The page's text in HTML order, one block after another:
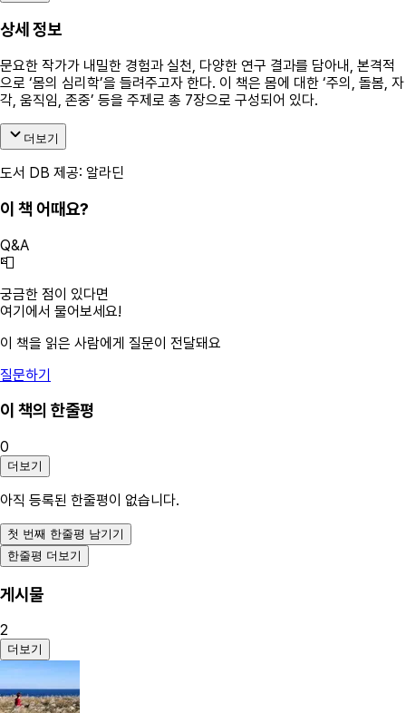
상세 정보
문요한 작가가 내밀한 경험과 실천, 다양한 연구 결과를 담아내, 본격적
으로 ‘몸의 심리학’을 들려주고자 한다. 이 책은 몸에 대한 ‘주의, 돌봄, 자
각, 움직임, 존중’ 등을 주제로 총 7장으로 구성되어 있다.
더보기
도서 DB 제공: 알라딘
이 책 어때요?
Q&A
📮
궁금한 점이 있다면
여기에서 물어보세요!
이 책을 읽은 사람에게 질문이 전달돼요
질문하기
이 책의 한줄평
0
더보기
아직 등록된 한줄평이 없습니다.
첫 번째 한줄평 남기기
한줄평 더보기
게시물
2
더보기